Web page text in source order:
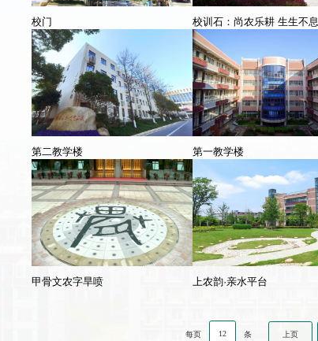
校门 校训石：尚农乐耕 生生不息
第二教学楼 第一教学楼
甲骨文农字旱喷 上农韵·亲水平台
每页 12 条 上页